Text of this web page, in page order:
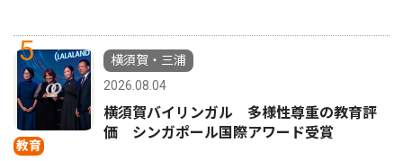
5
教育
横須賀・三浦
2026.08.04
横須賀バイリンガル 多様性尊重の教育評
価 シンガポール国際アワード受賞